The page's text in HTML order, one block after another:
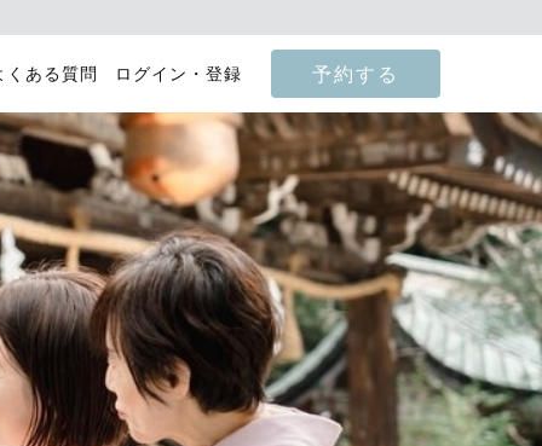
くある質問 ログイン・登録 予約する